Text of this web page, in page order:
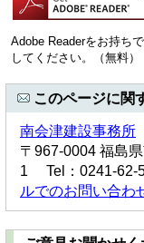
Adobe Readerをお持ち
してください。（無料）
このページに関
南会津建設事務所
〒967-0004 福島
1 Tel：0241-
ルでのお問い合わ